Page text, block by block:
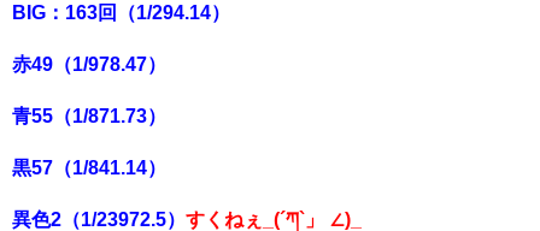
BIG：163回（1/294.14）
赤49（1/978.47）
青55（1/871.73）
黒57（1/841.14）
異色2（1/23972.5） すくねぇ_(´ཀ`」 ∠)_